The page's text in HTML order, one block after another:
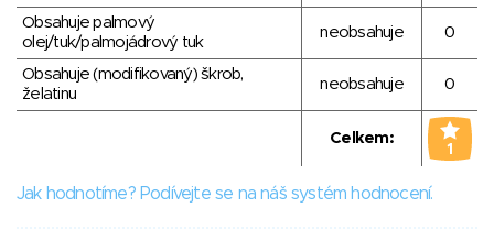
Obsahuje palmový
olej/tuk/palmojádrový tuk
neobsahuje 0
Obsahuje (modifikovaný) škrob,
želatinu
neobsahuje 0
Celkem:
1
Jak hodnotíme? Podívejte se na náš systém hodnocení.